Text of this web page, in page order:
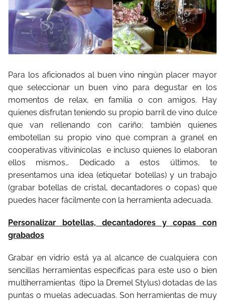
Para los aficionados al buen vino ningún placer mayor
que seleccionar un buen vino para degustar en los
momentos de relax, en familia o con amigos. Hay
quienes disfrutan teniendo su propio barril de vino dulce
que van rellenando con cariño; también quienes
embotellan su propio vino que compran a granel en
cooperativas vitivinícolas e incluso quienes lo elaboran
ellos mismos… Dedicado a estos últimos, te
presentamos una idea (etiquetar botellas) y un trabajo
(grabar botellas de cristal, decantadores o copas) que
puedes hacer fácilmente con la herramienta adecuada.
Personalizar botellas, decantadores y copas con
grabados
Grabar en vidrio está ya al alcance de cualquiera con
sencillas herramientas específicas para este uso o bien
multiherramientas (tipo la Dremel Stylus) dotadas de las
puntas o muelas adecuadas. Son herramientas de muy